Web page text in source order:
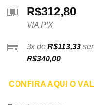
R$312,80
VIA PIX
3x de R$113,33
R$340,00
CONFIRA AQUI O